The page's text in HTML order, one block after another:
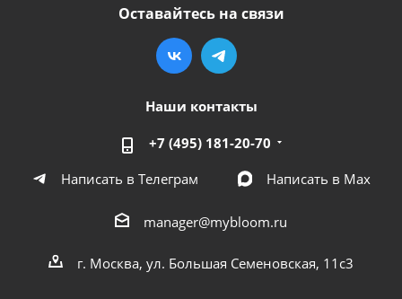
Оставайтесь на связи
Наши контакты
+7 (495) 181-20-70
Написать в Телеграм
Написать в Мах
manager@mybloom.ru
г. Москва, ул. Большая Семеновская, 11с3